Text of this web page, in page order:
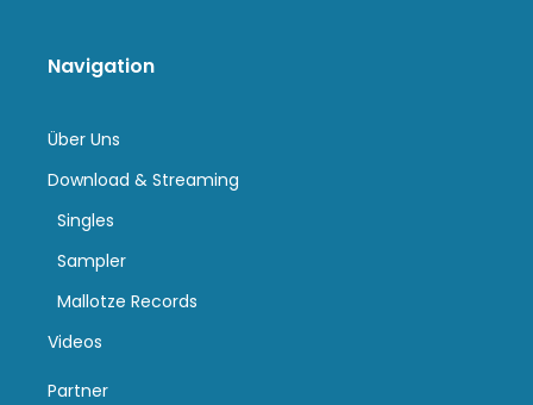
Navigation
Über Uns
Download & Streaming
Singles
Sampler
Mallotze Records
Videos
Partner